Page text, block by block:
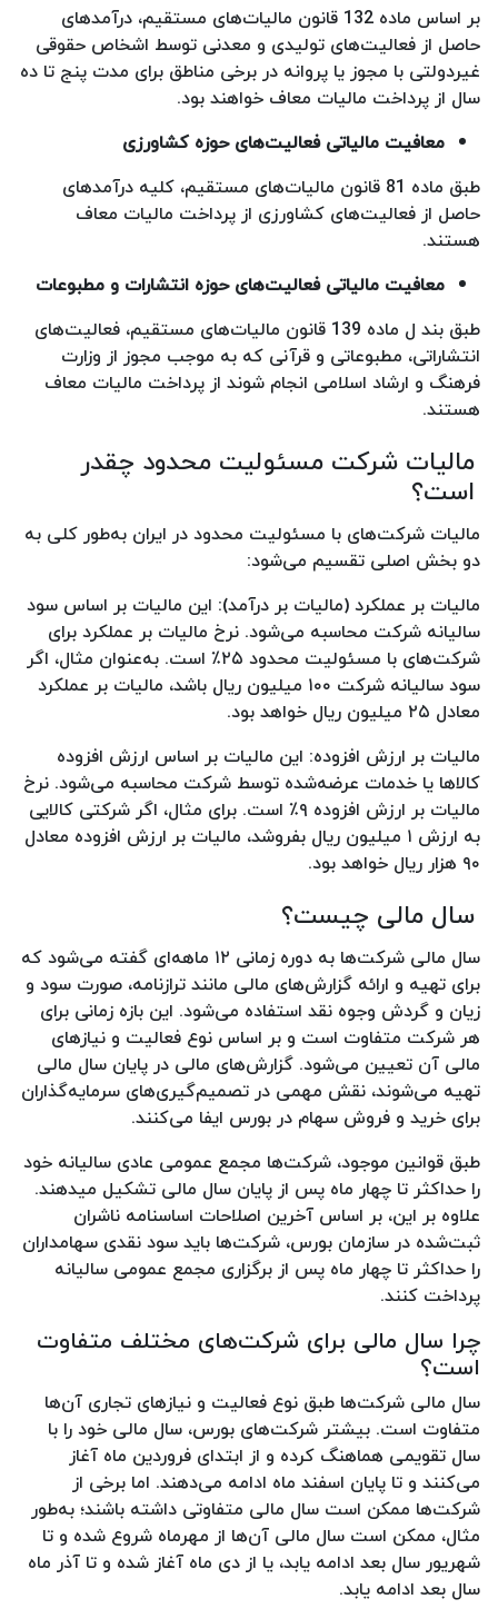
بر اساس ماده 132 قانون مالیات‌های مستقیم، درآمدهای
حاصل از فعالیت‌های تولیدی و معدنی توسط اشخاص حقوقی
غیردولتی با مجوز یا پروانه در برخی مناطق برای مدت پنج تا ده
سال از پرداخت مالیات معاف خواهند بود.
معافیت مالیاتی فعالیت‌های حوزه کشاورزی
طبق ماده 81 قانون مالیات‌های مستقیم، کلیه درآمدهای
حاصل از فعالیت‌های کشاورزی از پرداخت مالیات معاف
هستند.
معافیت مالیاتی فعالیت‌های حوزه انتشارات و مطبوعات
طبق بند ل ماده 139 قانون مالیات‌های مستقیم، فعالیت‌های
انتشاراتی، مطبوعاتی و قرآنی که به موجب مجوز از وزارت
فرهنگ و ارشاد اسلامی انجام شوند از پرداخت مالیات معاف
هستند.
مالیات شرکت مسئولیت محدود چقدر
است؟
مالیات شرکت‌های با مسئولیت محدود در ایران به‌طور کلی به
دو بخش اصلی تقسیم می‌شود:
مالیات بر عملکرد (مالیات بر درآمد): این مالیات بر اساس سود
سالیانه شرکت محاسبه می‌شود. نرخ مالیات بر عملکرد برای
شرکت‌های با مسئولیت محدود ۲۵٪ است. به‌عنوان مثال، اگر
سود سالیانه شرکت ۱۰۰ میلیون ریال باشد، مالیات بر عملکرد
معادل ۲۵ میلیون ریال خواهد بود.
مالیات بر ارزش افزوده: این مالیات بر اساس ارزش افزوده
کالاها یا خدمات عرضه‌شده توسط شرکت محاسبه می‌شود. نرخ
مالیات بر ارزش افزوده ۹٪ است. برای مثال، اگر شرکتی کالایی
به ارزش ۱ میلیون ریال بفروشد، مالیات بر ارزش افزوده معادل
۹۰ هزار ریال خواهد بود.
سال مالی چیست؟
سال مالی شرکت‌ها به دوره زمانی ۱۲ ماهه‌ای گفته می‌شود که
برای تهیه و ارائه گزارش‌های مالی مانند ترازنامه، صورت سود و
زیان و گردش وجوه نقد استفاده می‌شود. این بازه زمانی برای
هر شرکت متفاوت است و بر اساس نوع فعالیت و نیازهای
مالی آن تعیین می‌شود. گزارش‌های مالی در پایان سال مالی
تهیه می‌شوند، نقش مهمی در تصمیم‌گیری‌های سرمایه‌گذاران
برای خرید و فروش سهام در بورس ایفا می‌کنند.
طبق قوانین موجود، شرکت‌ها مجمع عمومی عادی سالیانه خود
را حداکثر تا چهار ماه پس از پایان سال مالی تشکیل میدهند.
علاوه بر این، بر اساس آخرین اصلاحات اساسنامه ناشران
ثبت‌شده در سازمان بورس، شرکت‌ها باید سود نقدی سهامداران
را حداکثر تا چهار ماه پس از برگزاری مجمع عمومی سالیانه
پرداخت کنند.
چرا سال مالی برای شرکت‌های مختلف متفاوت
است؟
سال مالی شرکت‌ها طبق نوع فعالیت و نیازهای تجاری آن‌ها
متفاوت است. بیشتر شرکت‌های بورس، سال مالی خود را با
سال تقویمی هماهنگ کرده و از ابتدای فروردین ماه آغاز
می‌کنند و تا پایان اسفند ماه ادامه می‌دهند. اما برخی از
شرکت‌ها ممکن است سال مالی متفاوتی داشته باشند؛ به‌طور
مثال، ممکن است سال مالی آن‌ها از مهرماه شروع شده و تا
شهریور سال بعد ادامه یابد، یا از دی ماه آغاز شده و تا آذر ماه
سال بعد ادامه یابد.